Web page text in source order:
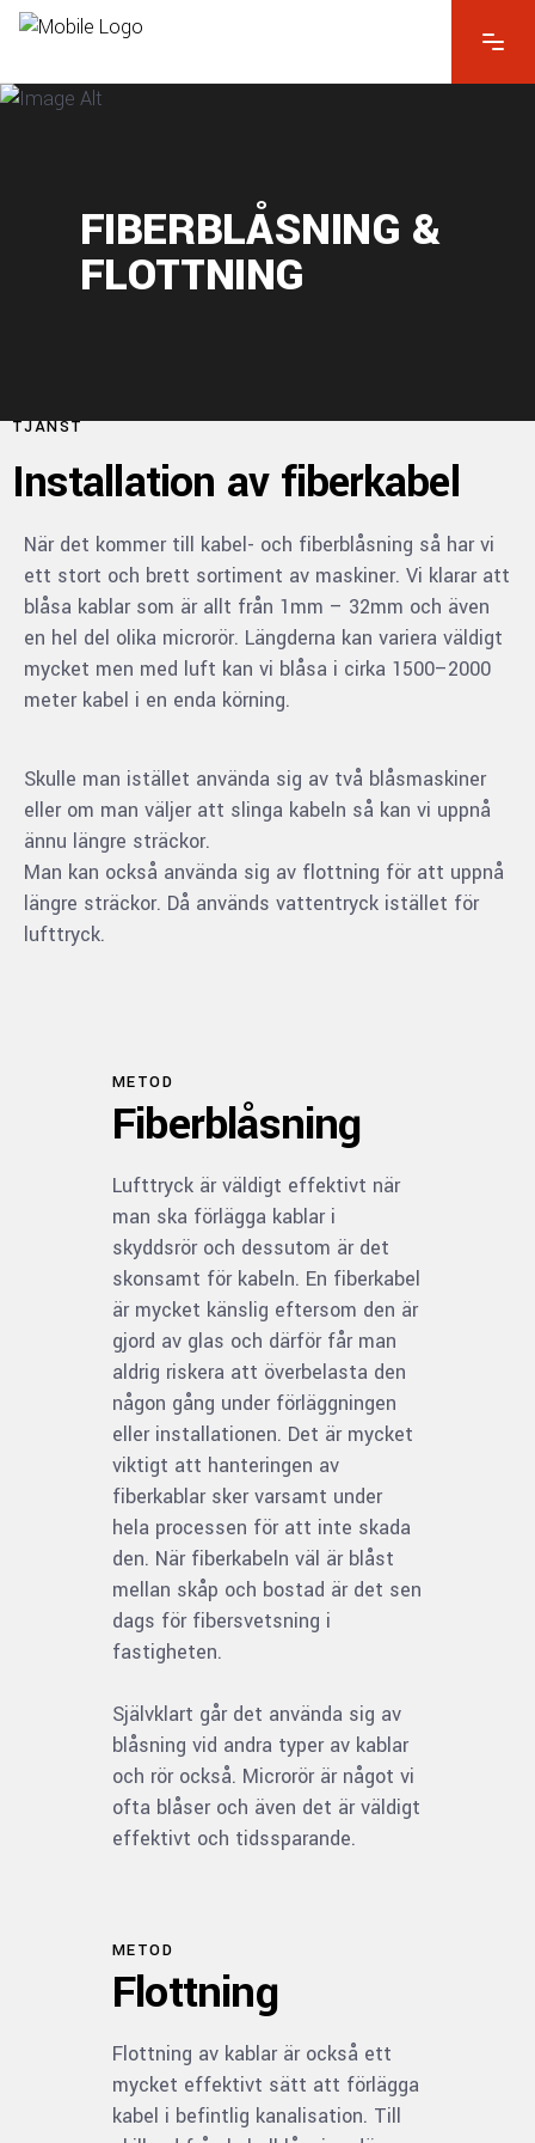
FIBERBLÅSNING &
FLOTTNING
TJÄNST
Installation av fiberkabel
När det kommer till kabel- och fiberblåsning så har vi
ett stort och brett sortiment av maskiner. Vi klarar att
blåsa kablar som är allt från 1mm – 32mm och även
en hel del olika microrör. Längderna kan variera väldigt
mycket men med luft kan vi blåsa i cirka 1500–2000
meter kabel i en enda körning.
Skulle man istället använda sig av två blåsmaskiner
eller om man väljer att slinga kabeln så kan vi uppnå
ännu längre sträckor.
Man kan också använda sig av flottning för att uppnå
längre sträckor. Då används vattentryck istället för
lufttryck.
METOD
Fiberblåsning
Lufttryck är väldigt effektivt när
man ska förlägga kablar i
skyddsrör och dessutom är det
skonsamt för kabeln. En fiberkabel
är mycket känslig eftersom den är
gjord av glas och därför får man
aldrig riskera att överbelasta den
någon gång under förläggningen
eller installationen. Det är mycket
viktigt att hanteringen av
fiberkablar sker varsamt under
hela processen för att inte skada
den. När fiberkabeln väl är blåst
mellan skåp och bostad är det sen
dags för fibersvetsning i
fastigheten.
Självklart går det använda sig av
blåsning vid andra typer av kablar
och rör också. Microrör är något vi
ofta blåser och även det är väldigt
effektivt och tidssparande.
METOD
Flottning
Flottning av kablar är också ett
mycket effektivt sätt att förlägga
kabel i befintlig kanalisation. Till